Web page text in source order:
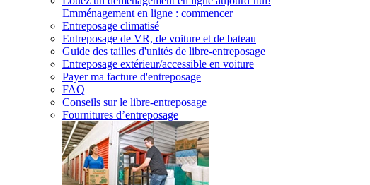
Emménagement en ligne : commencer
Entreposage climatisé
Entreposage de VR, de voiture et de bateau
Guide des tailles d'unités de libre-entreposage
Entreposage extérieur/accessible en voiture
Payer ma facture d'entreposage
FAQ
Conseils sur le libre-entreposage
Fournitures d’entreposage